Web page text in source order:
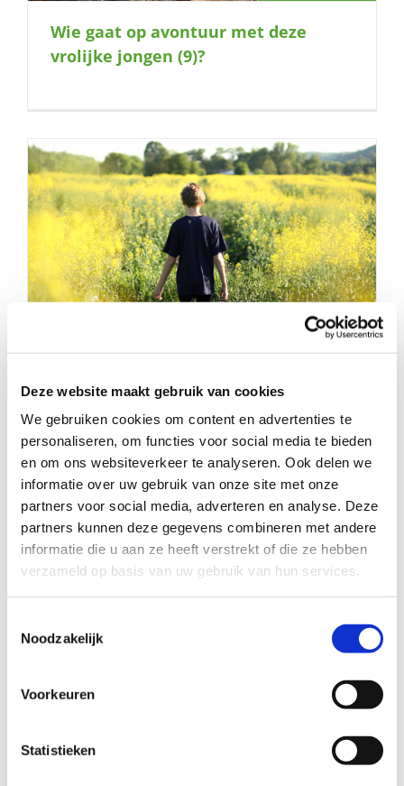
Deze website maakt gebruik van cookies
We gebruiken cookies om content en advertenties te
personaliseren, om functies voor social media te bieden
en om ons websiteverkeer te analyseren. Ook delen we
informatie over uw gebruik van onze site met onze
partners voor social media, adverteren en analyse. Deze
partners kunnen deze gegevens combineren met andere
informatie die u aan ze heeft verstrekt of die ze hebben
verzameld op basis van uw gebruik van hun services.
Noodzakelijk
Voorkeuren
Statistieken
Wie gaat op avontuur met deze
vrolijke jongen (9)?
Geef jij deze jongen de ruimte om te
groeien?